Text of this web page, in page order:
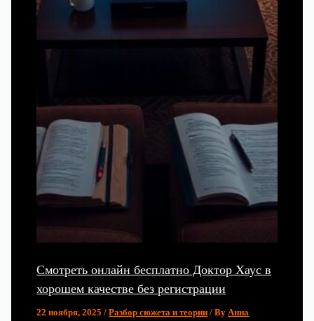
Смотреть онлайн бесплатно Доктор Хаус в
хорошем качестве без регистрации
22 ноября, 2025/Разбор сюжета и теории / ByАнна